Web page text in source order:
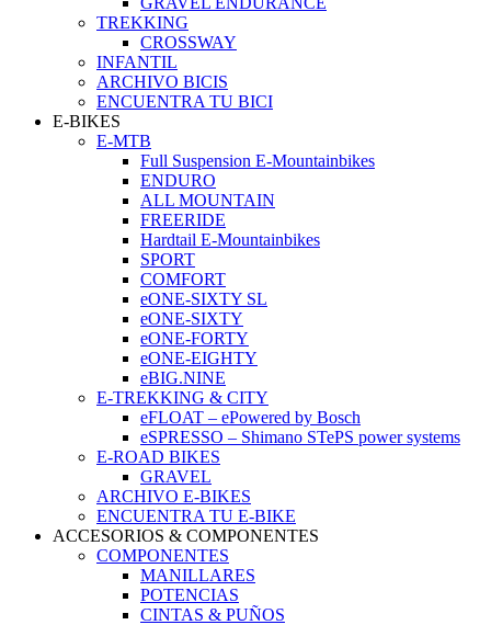
TREKKING
CROSSWAY
INFANTIL
ARCHIVO BICIS
ENCUENTRA TU BICI
E-BIKES
E-MTB
Full Suspension E-Mountainbikes
ENDURO
ALL MOUNTAIN
FREERIDE
Hardtail E-Mountainbikes
SPORT
COMFORT
eONE-SIXTY SL
eONE-SIXTY
eONE-FORTY
eONE-EIGHTY
eBIG.NINE
E-TREKKING & CITY
eFLOAT – ePowered by Bosch
eSPRESSO – Shimano STePS power systems
E-ROAD BIKES
GRAVEL
ARCHIVO E-BIKES
ENCUENTRA TU E-BIKE
ACCESORIOS & COMPONENTES
COMPONENTES
MANILLARES
POTENCIAS
CINTAS & PUÑOS